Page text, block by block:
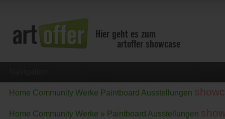
Hier geht es zum
artoffer showcase
Home Community Werke Paintboard Ausstellungen
Home Community Werke » Paintboard Ausstellungen